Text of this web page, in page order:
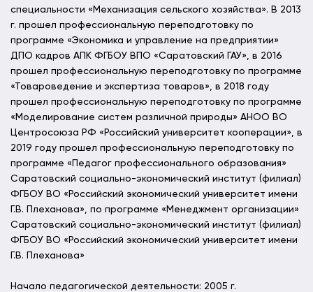
специальности «Механизация сельского хозяйства». В 2013
г. прошел профессиональную переподготовку по
программе «Экономика и управление на предприятии»
ДПО кадров АПК ФГБОУ ВПО «Саратовский ГАУ», в 2016
прошел профессиональную переподготовку по программе
«Товароведение и экспертиза товаров», в 2018 году
прошел профессиональную переподготовку по программе
«Моделирование систем различной природы» АНОО ВО
Центросоюза РФ «Российский университет кооперации», в
2019 году прошел профессиональную переподготовку по
программе «Педагог профессионального образования»
Саратовский социально-экономический институт (филиал)
ФГБОУ ВО «Российский экономический университет имени
Г.В. Плеханова», по программе «Менеджмент организации»
Саратовский социально-экономический институт (филиал)
ФГБОУ ВО «Российский экономический университет имени
Г.В. Плеханова»
Начало педагогической деятельности: 2005 г.